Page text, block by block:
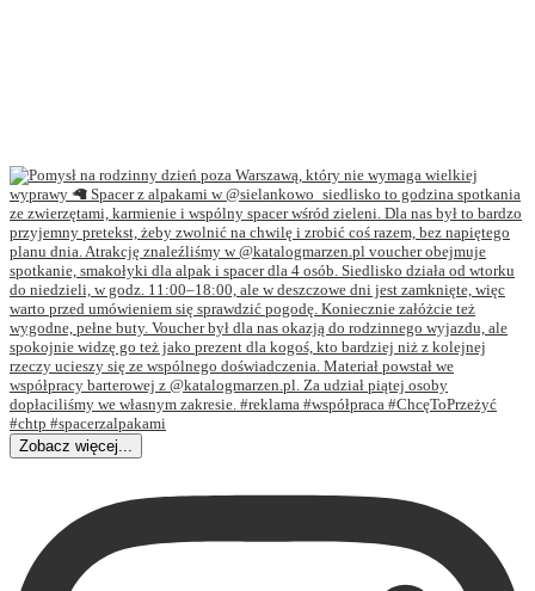
Zobacz więcej...